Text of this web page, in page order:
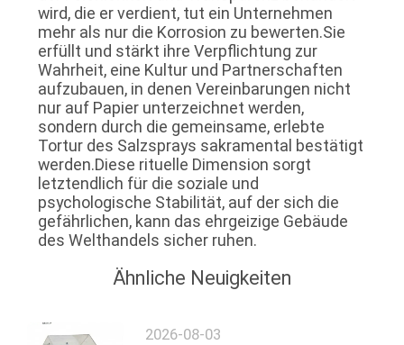
wird, die er verdient, tut ein Unternehmen
mehr als nur die Korrosion zu bewerten.Sie
erfüllt und stärkt ihre Verpflichtung zur
Wahrheit, eine Kultur und Partnerschaften
aufzubauen, in denen Vereinbarungen nicht
nur auf Papier unterzeichnet werden,
sondern durch die gemeinsame, erlebte
Tortur des Salzsprays sakramental bestätigt
werden.Diese rituelle Dimension sorgt
letztendlich für die soziale und
psychologische Stabilität, auf der sich die
gefährlichen, kann das ehrgeizige Gebäude
des Welthandels sicher ruhen.
Ähnliche Neuigkeiten
2026-08-03